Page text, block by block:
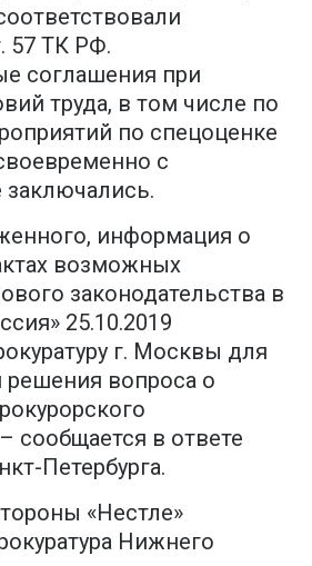
57 ТК РФ.
соглашения при
труда, в том числе по
по спецоценке
с
заключались.
информация о
возможных
законодательства в
25.10.2019
г. Москвы для
решения вопроса о
сообщается в ответе
Петербурга.
«Нестле»
Нижнего